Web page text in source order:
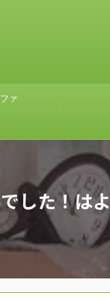
ァ
した！はよ